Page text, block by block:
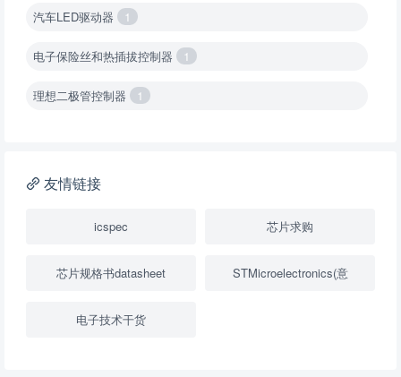
汽车LED驱动器 1
电子保险丝和热插拔控制器 1
理想二极管控制器 1
降压转换器（继承开关）
USB隔离器 1
友情链接
icspec 芯片求购
芯片规格书datasheet STMicroelectronics(意
电子技术干货